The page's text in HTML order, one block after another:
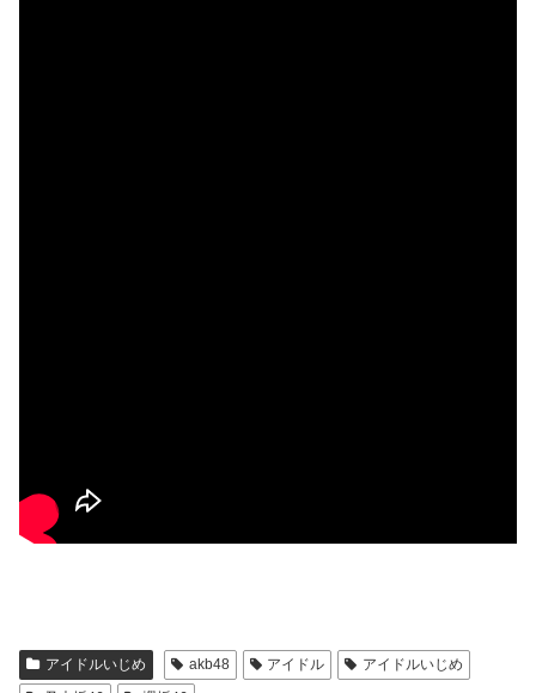
アイドルいじめ akb48 アイドル
アイドルいじめ